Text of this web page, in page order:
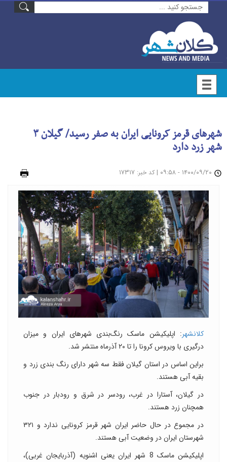
شهرهای قرمز کرونایی ایران به صفر رسید/ گیلان ۳
شهر زرد دارد
| کد خبر: ۱۷۳۱۷
کلانشهر: اپلیکیشن ماسک رنگ‌بندی شهرهای ایران و میزان
درگیری با ویروس کرونا را تا ۲۰ آذرماه منتشر شد.
براین اساس در استان گیلان فقط سه شهر دارای رنگ بندی زرد و
بقیه آبی هستند.
در گیلان، آستارا در غرب، رودسر در شرق و رودبار در جنوب
همچنان زرد هستند.
در مجموع در حال حاضر ایران شهر قرمز کرونایی ندارد و ۳۲۱
شهرستان ایران در وضعیت آبی هستند.
اپلیکیشن ماسک 8 شهر ایران یعنی اشنویه (آذربایجان غربی)،